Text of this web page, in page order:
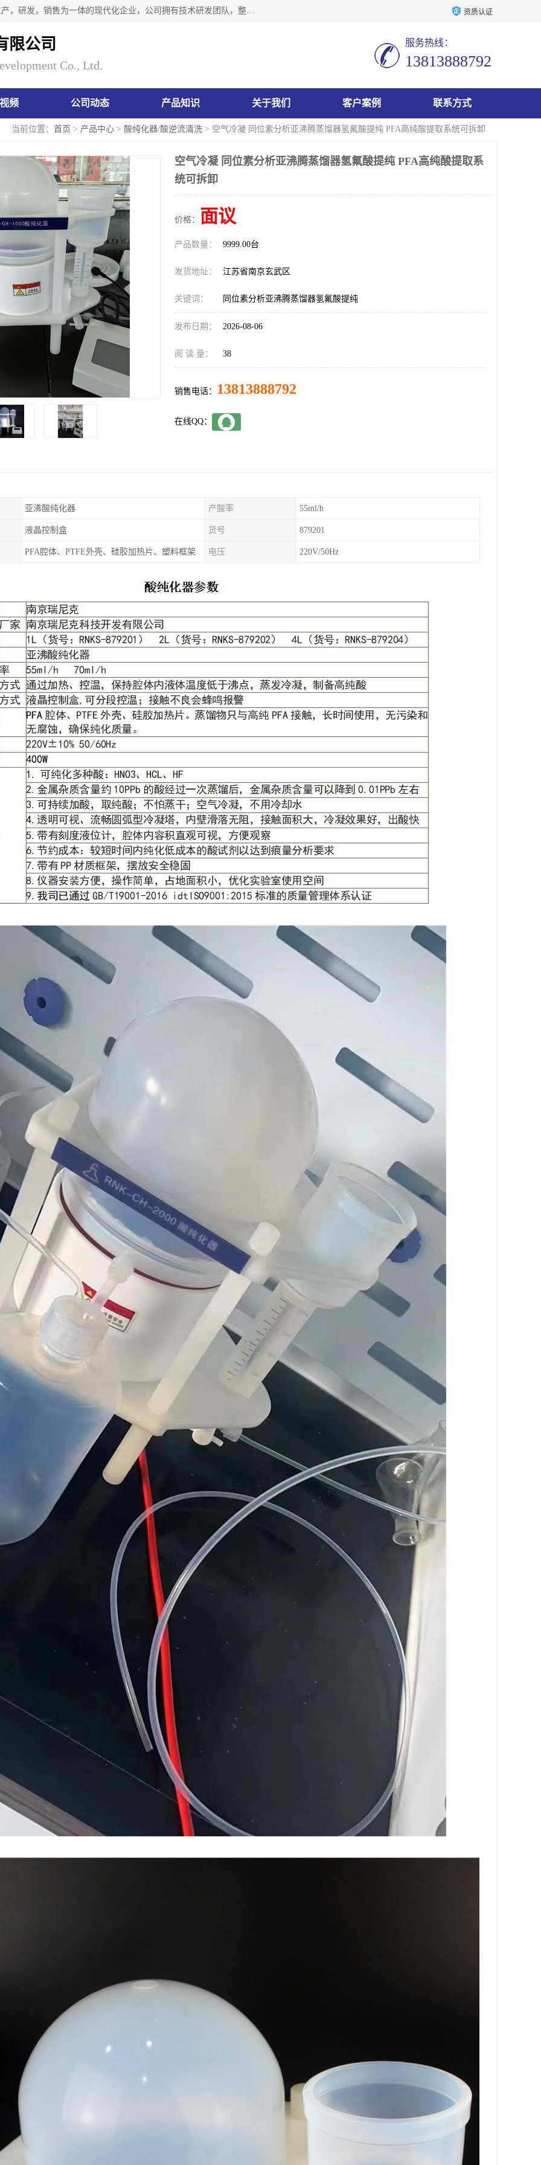
南京瑞尼克科技开发有限公司位于六朝古都南京，是一家集生产，研发，销售为一体的现代化企业，公司拥有技术研发团队，整洁明亮的厂房及的技术仪器设备，技术力量雄厚。公司长久以来一直坚持以生产研发国内完mei的痕量分析器皿为目标，客户满意的实验需求是我们永远的追求。长久以来与客户建立了良好的合作关系，在同行业中建立了自己的信誉与品牌。公司将一如既往的奋进不息，为客户带来为舒心的服务！ 资质认证
限公司
Co., Ltd.
服务热线：
13813888792
频 公司动态 产品知识 关于我们 客户案例 联系方式
当前位置： 首页 > 产品中心 > 酸纯化器/酸逆流清洗 > 空气冷凝 同位素分析亚沸腾蒸馏器氢氟酸提纯 PFA高纯酸提取系统可拆卸
空气冷凝 同位素分析亚沸腾蒸馏器氢氟酸提纯 PFA高纯酸提取系
统可拆卸
价格： 面议
产品数量： 9999.00台
发货地址： 江苏省南京玄武区
关键词： 同位素分析亚沸腾蒸馏器氢氟酸提纯
发布日期： 2026-08-06
阅 读 量： 38
销售电话： 13813888792
在线QQ：
亚沸酸纯化器 产酸率 55ml/h
液晶控制盒 货号 879201
PFA腔体、PTFE外壳、硅胶加热片、塑料框架 电压 220V/50Hz